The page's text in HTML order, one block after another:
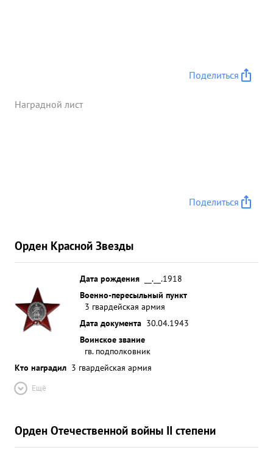
Поделиться
Наградной лист
Поделиться
Орден Красной Звезды
Дата рождения
__.__.1918
Военно-пересыльный пункт
3 гвардейская армия
Дата документа 30.04.1943
Воинское звание
гв. подполковник
Кто наградил 3 гвардейская армия
Ещё
Орден Отечественной войны II степени